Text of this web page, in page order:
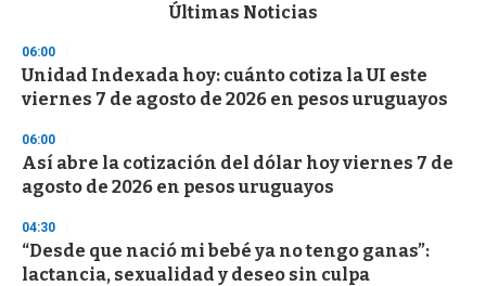
d
s
o
f
3
s
c
n
d
s
Últimas Noticias
06:00
Unidad Indexada hoy: cuánto cotiza la UI este
viernes 7 de agosto de 2026 en pesos uruguayos
06:00
Así abre la cotización del dólar hoy viernes 7 de
agosto de 2026 en pesos uruguayos
04:30
“Desde que nació mi bebé ya no tengo ganas”:
lactancia, sexualidad y deseo sin culpa